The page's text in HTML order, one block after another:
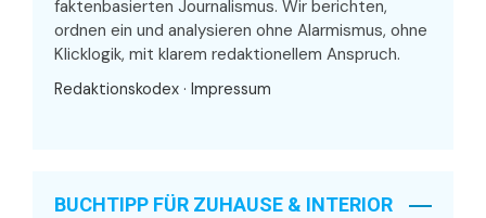
faktenbasierten Journalismus. Wir berichten,
ordnen ein und analysieren ohne Alarmismus, ohne
Klicklogik, mit klarem redaktionellem Anspruch.
Redaktionskodex · Impressum
BUCHTIPP FÜR ZUHAUSE & INTERIOR